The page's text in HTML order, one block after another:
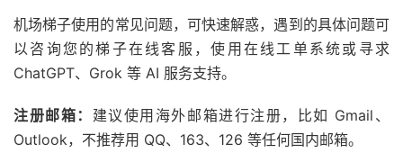
机场梯子使用的常见问题，可快速解惑，遇到的具体问题可
以咨询您的梯子在线客服，使用在线工单系统或寻求
ChatGPT、Grok 等 AI 服务支持。
注册邮箱： 建议使用海外邮箱进行注册，比如 Gmail、
Outlook，不推荐用 QQ、163、126 等任何国内邮箱。